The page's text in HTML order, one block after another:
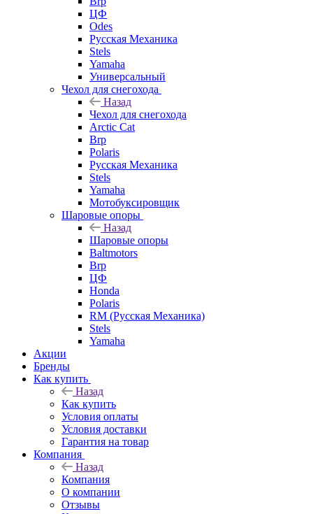
ЦФ
Odes
Русская Механика
Stels
Yamaha
Универсальный
Чехол для снегохода
Назад
Чехол для снегохода
Arctic Cat
Brp
Polaris
Русская Механика
Stels
Yamaha
Мотобуксировщик
Шаровые опоры
Назад
Шаровые опоры
Baltmotors
Brp
ЦФ
Honda
Polaris
RM (Русская Механика)
Stels
Yamaha
Акции
Бренды
Как купить
Назад
Как купить
Условия оплаты
Условия доставки
Гарантия на товар
Компания
Назад
Компания
О компании
Отзывы